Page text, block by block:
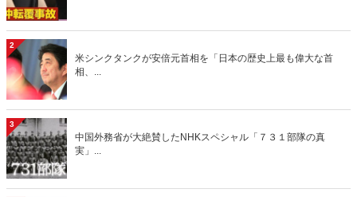
2
米シンクタンクが安倍元首相を「日本の歴史上最も偉大な首
相、...
3
中国外務省が大絶賛したNHKスペシャル「７３１部隊の真
実」...